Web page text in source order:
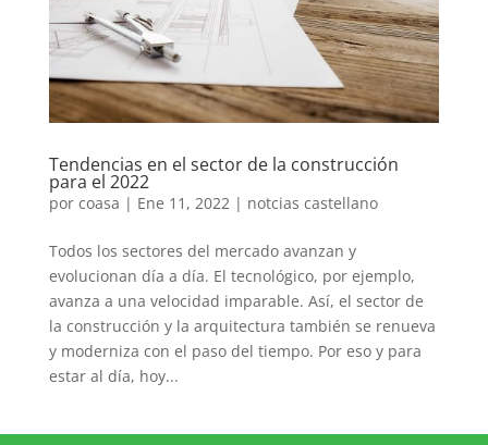
Tendencias en el sector de la construcción
para el 2022
por coasa | Ene 11, 2022| notcias castellano
Todos los sectores del mercado avanzan y
evolucionan día a día. El tecnológico, por ejemplo,
avanza a una velocidad imparable. Así, el sector de
la construcción y la arquitectura también se renueva
y moderniza con el paso del tiempo. Por eso y para
estar al día, hoy...